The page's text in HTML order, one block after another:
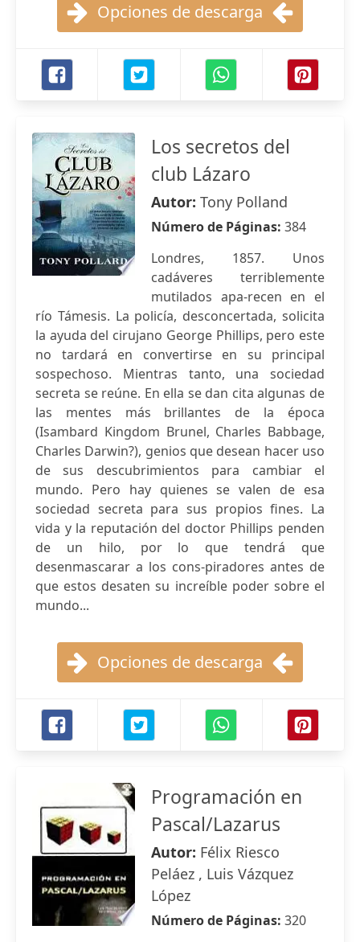
Opciones de descarga
Los secretos del
club Lázaro
Autor: Tony Polland
Número de Páginas: 384
Londres, 1857. Unos
cadáveres terriblemente
mutilados apa-recen en el
río Támesis. La policía, desconcertada, solicita
la ayuda del cirujano George Phillips, pero este
no tardará en convertirse en su principal
sospechoso. Mientras tanto, una sociedad
secreta se reúne. En ella se dan cita algunas de
las mentes más brillantes de la época
(Isambard Kingdom Brunel, Charles Babbage,
Charles Darwin?), genios que desean hacer uso
de sus descubrimientos para cambiar el
mundo. Pero hay quienes se valen de esa
sociedad secreta para sus propios fines. La
vida y la reputación del doctor Phillips penden
de un hilo, por lo que tendrá que
desenmascarar a los cons-piradores antes de
que estos desaten su increíble poder sobre el
mundo...
Opciones de descarga
Programación en
Pascal/Lazarus
Autor: Félix Riesco
Peláez , Luis Vázquez
López
Número de Páginas: 320